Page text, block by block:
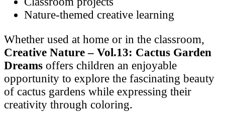
Nature-themed creative learning
Whether used at home or in the classroom,
Creative Nature – Vol.13: Cactus Garden
Dreams offers children an enjoyable
opportunity to explore the fascinating beauty
of cactus gardens while expressing their
creativity through coloring.